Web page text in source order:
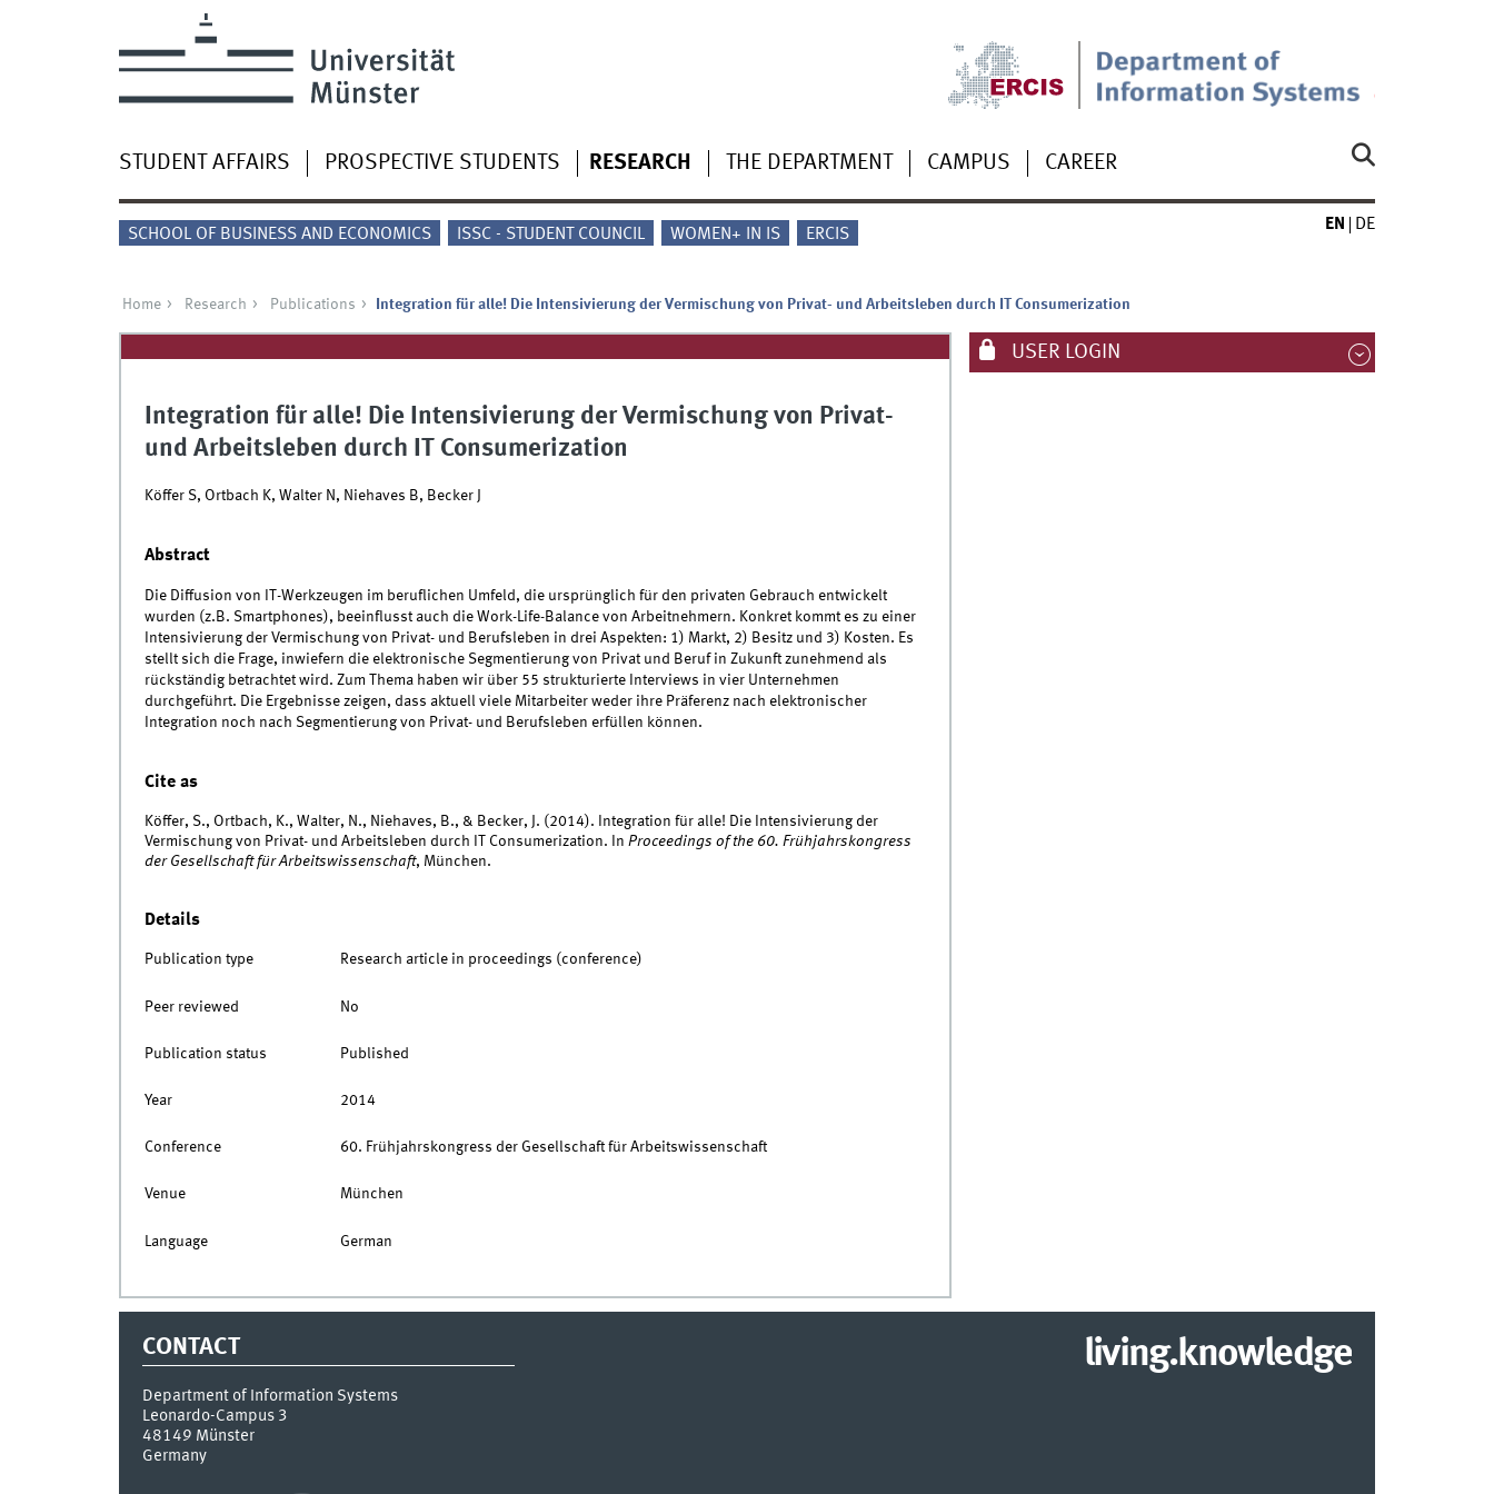
STUDENT AFFAIRS PROSPECTIVE STUDENTS RESEARCH THE DEPARTMENT CAMPUS CAREER
SCHOOL OF BUSINESS AND ECONOMICS ISSC - STUDENT COUNCIL WOMEN+ IN IS ERCIS
EN DE
Home Research Publications Integration für alle! Die Intensivierung der Vermischung von Privat- und Arbeitsleben durch IT Consumerization
Integration für alle! Die Intensivierung der Vermischung von Privat-
und Arbeitsleben durch IT Consumerization
Köffer S, Ortbach K, Walter N, Niehaves B, Becker J
Abstract
Die Diffusion von IT-Werkzeugen im beruflichen Umfeld, die ursprünglich für den privaten Gebrauch entwickelt
wurden (z.B. Smartphones), beeinflusst auch die Work-Life-Balance von Arbeitnehmern. Konkret kommt es zu einer
Intensivierung der Vermischung von Privat- und Berufsleben in drei Aspekten: 1) Markt, 2) Besitz und 3) Kosten. Es
stellt sich die Frage, inwiefern die elektronische Segmentierung von Privat und Beruf in Zukunft zunehmend als
rückständig betrachtet wird. Zum Thema haben wir über 55 strukturierte Interviews in vier Unternehmen
durchgeführt. Die Ergebnisse zeigen, dass aktuell viele Mitarbeiter weder ihre Präferenz nach elektronischer
Integration noch nach Segmentierung von Privat- und Berufsleben erfüllen können.
Cite as
Köffer, S., Ortbach, K., Walter, N., Niehaves, B., & Becker, J. (2014). Integration für alle! Die Intensivierung der
Vermischung von Privat- und Arbeitsleben durch IT Consumerization. In Proceedings of the 60. Frühjahrskongress
der Gesellschaft für Arbeitswissenschaft, München.
Details
Publication type Research article in proceedings (conference)
Peer reviewed No
Publication status Published
Year 2014
Conference 60. Frühjahrskongress der Gesellschaft für Arbeitswissenschaft
Venue München
Language German
USER LOGIN
CONTACT
Department of Information Systems
Leonardo-Campus 3
48149 Münster
Germany
living.knowledge